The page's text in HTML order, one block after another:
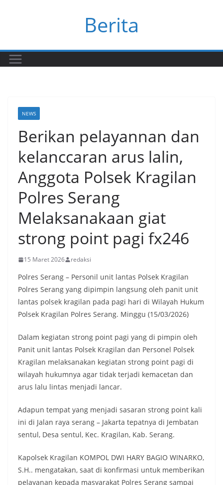
Berita
NEWS
Berikan pelayannan dan
kelanccaran arus lalin,
Anggota Polsek Kragilan
Polres Serang
Melaksanakaan giat
strong point pagi fx246
15 Maret 2026 redaksi
Polres Serang – Personil unit lantas Polsek Kragilan
Polres Serang yang dipimpin langsung oleh panit unit
lantas polsek kragilan pada pagi hari di Wilayah Hukum
Polsek Kragilan Polres Serang. Minggu (15/03/2026)
Dalam kegiatan strong point pagi yang di pimpin oleh
Panit unit lantas Polsek Kragilan dan Personel Polsek
Kragilan melaksanakan kegiatan strong point pagi di
wilayah hukumnya agar tidak terjadi kemacetan dan
arus lalu lintas menjadi lancar.
Adapun tempat yang menjadi sasaran strong point kali
ini di Jalan raya serang – Jakarta tepatnya di Jembatan
sentul, Desa sentul, Kec. Kragilan, Kab. Serang.
Kapolsek Kragilan KOMPOL DWI HARY BAGIO WINARKO,
S.H.. mengatakan, saat di konfirmasi untuk memberikan
pelayanan kepada masyarakat Polres Serang sampai